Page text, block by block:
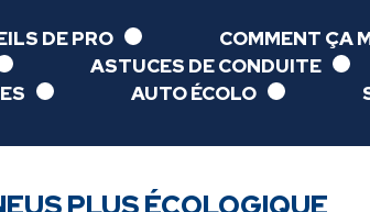
DE PRO
COMMENT ÇA
ASTUCES DE CONDUITE
AUTO ÉCOLO